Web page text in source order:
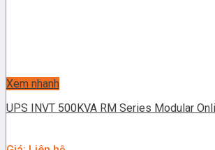
Xem nhanh
UPS INVT 500KVA RM Series Modular